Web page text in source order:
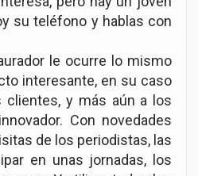
su teléfono y hablas con
le ocurre lo mismo
interesante, en su caso
y más aún a los
Con novedades
de los periodistas, las
en unas jornadas, los